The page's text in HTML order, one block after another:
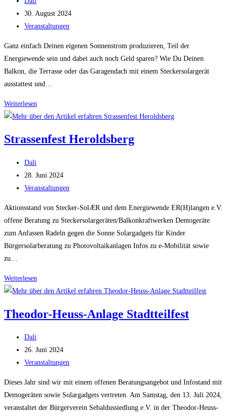
Autor:
Beitrag
veröffentlicht:
30. August 2024
Beitrags-
Veranstaltungen
Ganz einfach Deinen eigenen Sonnenstrom produzieren, Teil der
Energiewende sein und dabei auch noch Geld sparen? Wie Du Deinen
Balkon, die Terrasse oder das Garagendach mit einem Steckersolargerät
ausstattest und…
Weiterlesen
auch
der
produzieren?
Das
geht!
Werde
Teil
der
Strassenfest Heroldsberg
Beitrags-
Autor:
Dali
Beitrag
veröffentlicht:
28. Juni 2024
Beitrags-
Veranstaltungen
Aktionsstand von Stecker-SolÆR und dem Energiewende ER(H)langen e.V.
offene Beratung zu Steckersolargeräten/Balkonkraftwerken Demogeräte
zum Anfassen Radeln gegen die Sonne Solargadgets für Kinder
Bürgersolarberatung zu Photovoltaikanlagen Infos zu e-Mobilität sowie
zu…
Weiterlesen
Heroldsberg
Theodor-Heuss-Anlage Stadtteilfest
Beitrags-
Autor:
Dali
Beitrag
veröffentlicht:
26. Juni 2024
Beitrags-
Veranstaltungen
Dieses Jahr sind wir mit einem offenen Beratungsangebot und Infostand mit
Demogeräten sowie Solargadgets vertreten. Am Samstag, den 13. Juli 2024,
veranstaltet der Bürgerverein Sebaldussiedlung e.V. in der Theodor-Heuss-